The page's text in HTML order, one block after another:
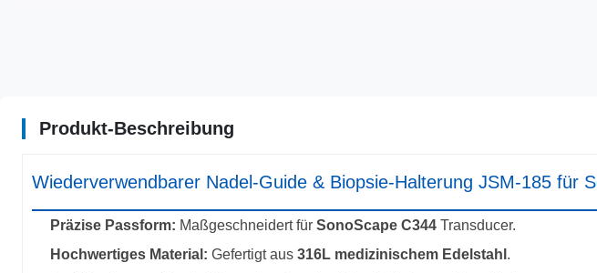
Produkt-Beschreibung
Wiederverwendbarer Nadel-Guide & Biopsie-Halterung JSM-185 für
Präzise Passform: Maßgeschneidert für SonoScape C344 Transducer.
Hochwertiges Material: Gefertigt aus 316L medizinischem Edelstahl .